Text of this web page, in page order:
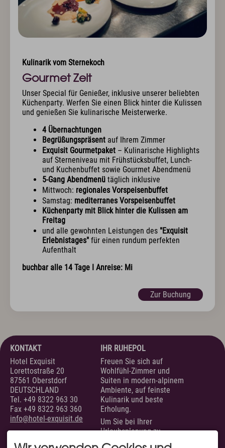
Kulinarik vom Sternekoch
Gourmet Zeit
Unser Special für Genießer, inklusive unserer beliebten
Küchenparty. Werfen Sie einen Blick hinter die Kulissen
und genießen Sie kulinarische Meisterwerke.
4 Übernachtungen
Begrüßungspräsent auf Ihrem Zimmer
Exquisit Gourmetpaket – Kulinarische Highlights
auf Sterneniveau mit Frühstücksbuffet, Lunch-
und Kuchenbuffet sowie Gourmet Abendmenü
5-Gang Abendmenü täglich inklusive
Mittwoch: regionales Vorspeisenbuffet
Samstag: mediterranes Vorspeisenbuffet
Küchenparty mit Blick hinter die Kulissen am
Freitag
und alle gewohnten Leistungen des "Exquisit
Erlebnistages" für einen rundum perfekten
Aufenthalt
buchbar alle 14 Tage I Anreise: Mi
Zur Buchung
KONTAKT
Hotel Exquisit
Lorettostraße 20
87561 Oberstdorf
DEUTSCHLAND
Tel. +49 8322 963 30
Fax +49 8322 963 360
info@hotel-exquisit.de
IHR RUHEPOL
Freuen Sie sich auf
Wohlfühl-Zimmer und
Suiten in modern-alpinem
Ambiente, auf feinste
Kulinarik und beste
Erholung.
Um Sie bei Ihrer
Urlaubsplanung zu
unterstützen, sind wir